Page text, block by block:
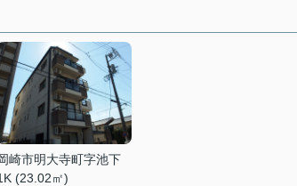
崎市明大寺町字池下
(23.02㎡)